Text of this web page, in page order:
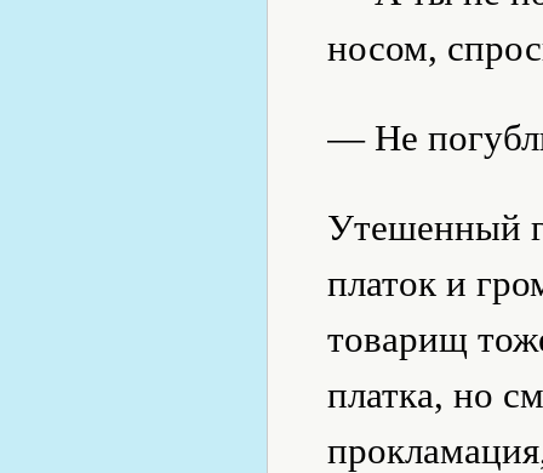
носом,
— Не
Утешенный
платок и
товарищ
платка, но